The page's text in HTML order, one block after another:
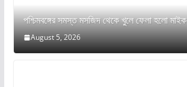
পশ্চিমবঙ্গের সমস্ত মসজিদ থেকে খুলে ফেলা হলো মাইক
August 5, 2026